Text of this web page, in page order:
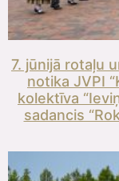
7. jūnijā rotaļu
notika JVPI
kolektīva
sadancis